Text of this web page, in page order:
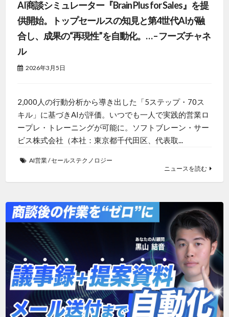
AI商談シミュレーター『Brain Plus for Sales』を提
供開始。トップセールスの知見と第4世代AIが融
合し、成果の“再現性”を自動化。… – フーズチャネ
ル
2026年3月5日
2,000人の行動分析から導き出した「5ステップ・70ス
キル」に基づきAIが評価。いつでも一人で実践的営業ロ
ープレ・トレーニングが可能に。ソフトブレーン・サー
ビス株式会社（本社：東京都千代田区、代表取...
AI営業/セールステクノロジー
ニュースを読む